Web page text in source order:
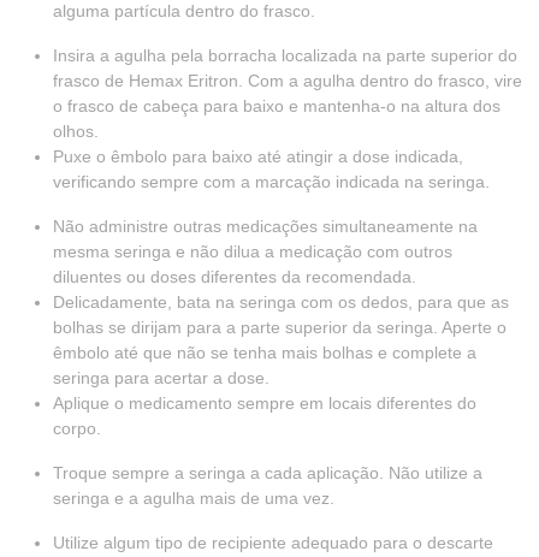
alguma partícula dentro do frasco.
Insira a agulha pela borracha localizada na parte superior do
frasco de Hemax Eritron. Com a agulha dentro do frasco, vire
o frasco de cabeça para baixo e mantenha-o na altura dos
olhos.
Puxe o êmbolo para baixo até atingir a dose indicada,
verificando sempre com a marcação indicada na seringa.
Não administre outras medicações simultaneamente na
mesma seringa e não dilua a medicação com outros
diluentes ou doses diferentes da recomendada.
Delicadamente, bata na seringa com os dedos, para que as
bolhas se dirijam para a parte superior da seringa. Aperte o
êmbolo até que não se tenha mais bolhas e complete a
seringa para acertar a dose.
Aplique o medicamento sempre em locais diferentes do
corpo.
Troque sempre a seringa a cada aplicação. Não utilize a
seringa e a agulha mais de uma vez.
Utilize algum tipo de recipiente adequado para o descarte